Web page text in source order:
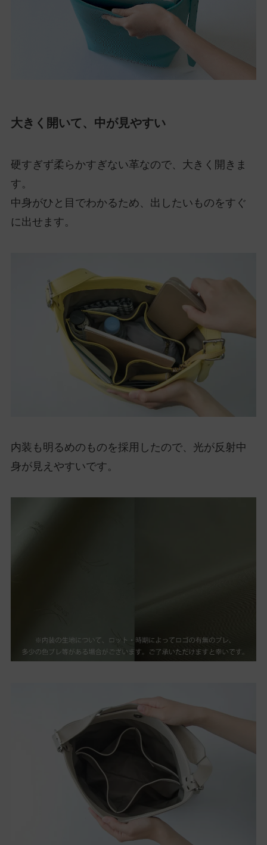
大きく開いて、中が見やすい
硬すぎず柔らかすぎない革なので、大きく開きま
す。
中身がひと目でわかるため、出したいものをすぐ
に出せます。
内装も明るめのものを採用したので、光が反射中
身が見えやすいです。